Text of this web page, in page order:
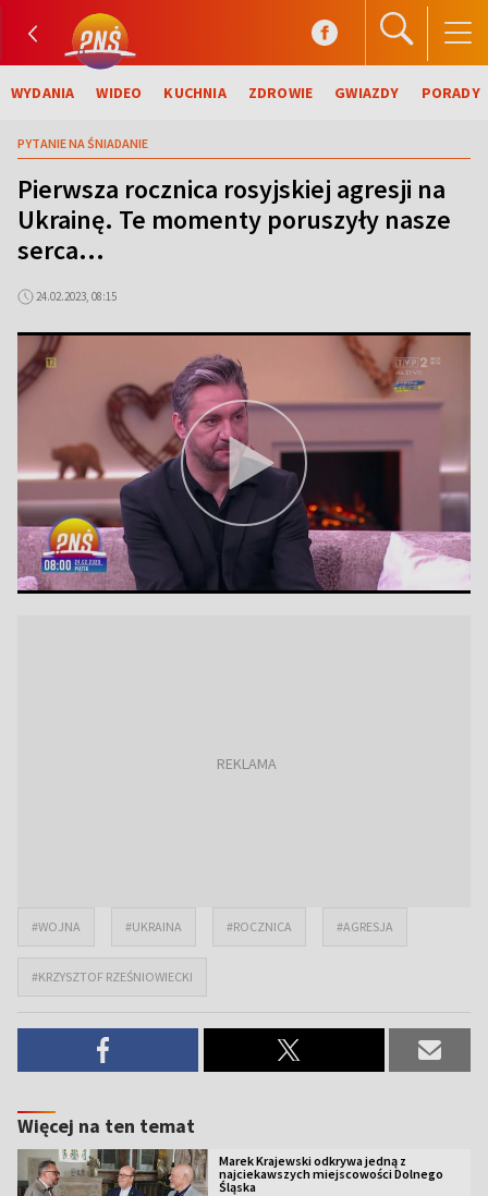
WYDANIA WIDEO KUCHNIA ZDROWIE GWIAZDY PORADY
PYTANIE NA ŚNIADANIE
Pierwsza rocznica rosyjskiej agresji na
Ukrainę. Te momenty poruszyły nasze
serca...
24.02.2023, 08:15
#WOJNA #UKRAINA #ROCZNICA #AGRESJA
#KRZYSZTOF RZEŚNIOWIECKI
Więcej na ten temat
Marek Krajewski odkrywa jedną z
najciekawszych miejscowości Dolnego
Śląska